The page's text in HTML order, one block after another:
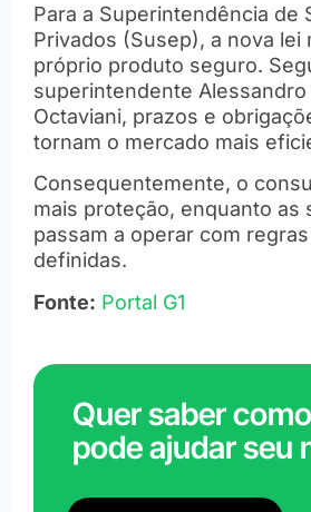
Para a Superintendência de
Privados (Susep), a nova lei
próprio produto seguro.
superintendente Alessandro
Octaviani, prazos e
tornam o mercado mais
Consequentemente, o
mais proteção, enquanto as
passam a operar com
definidas.
Fonte: Portal G1
Quer saber
pode ajudar seu